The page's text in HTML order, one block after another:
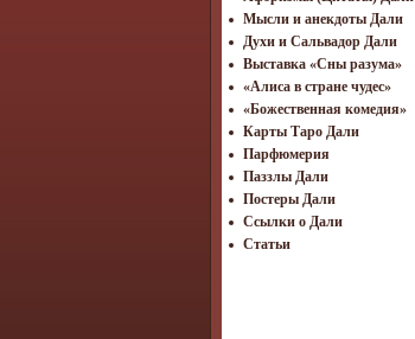
Мысли и анекдоты Дали
Духи и Сальвадор Дали
Выставка «Сны разума»
«Алиса в стране чудес»
«Божественная комедия»
Карты Таро Дали
Парфюмерия
Паззлы Дали
Постеры Дали
Ссылки о Дали
Статьи